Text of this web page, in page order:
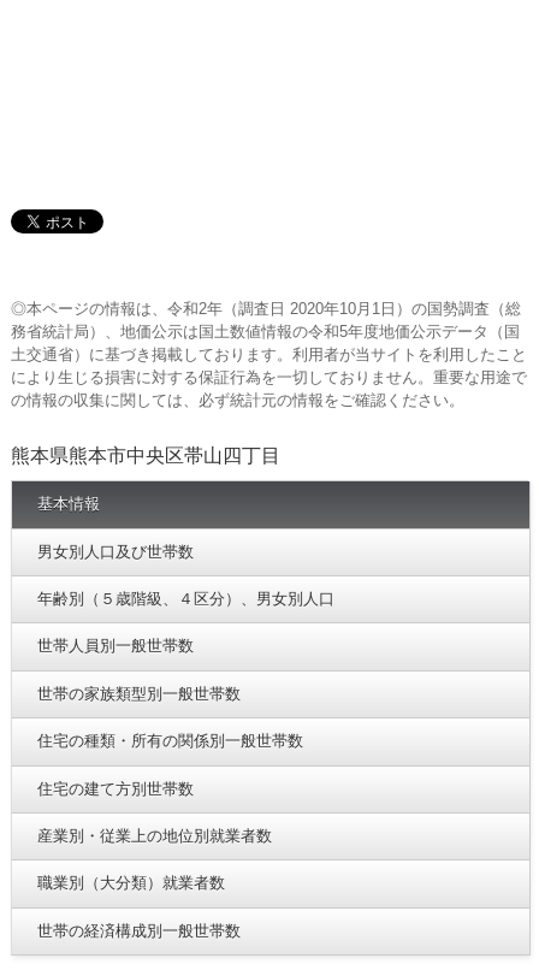
◎本ページの情報は、令和2年（調査日 2020年10月1日）の国勢調査（総
務省統計局）、地価公示は国土数値情報の令和5年度地価公示データ（国
土交通省）に基づき掲載しております。利用者が当サイトを利用したこと
により生じる損害に対する保証行為を一切しておりません。重要な用途で
の情報の収集に関しては、必ず統計元の情報をご確認ください。
熊本県熊本市中央区帯山四丁目
基本情報
男女別人口及び世帯数
年齢別（５歳階級、４区分）、男女別人口
世帯人員別一般世帯数
世帯の家族類型別一般世帯数
住宅の種類・所有の関係別一般世帯数
住宅の建て方別世帯数
産業別・従業上の地位別就業者数
職業別（大分類）就業者数
世帯の経済構成別一般世帯数